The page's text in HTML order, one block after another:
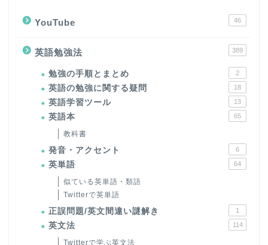
YouTube 46
英語勉強法 389
勉強の手順とまとめ 2
英語の勉強に関する疑問 18
英語学習ツール 13
英語本 65
教科書
発音・アクセント 6
英単語 64
似ている英単語・類語
Twitterで英単語
正誤問題/英文間違い謎解き 1
英文法 114
Twitterで学ぶ英文法